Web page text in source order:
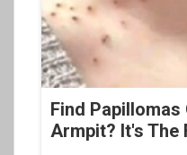
Find Papillomas
Armpit? It's The